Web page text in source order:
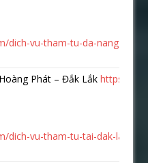
dich-vu-tham-tu-da-nang-uy-
Phát – Đắk Lắkhttps://
dich-vu-tham-tu-tai-dak-